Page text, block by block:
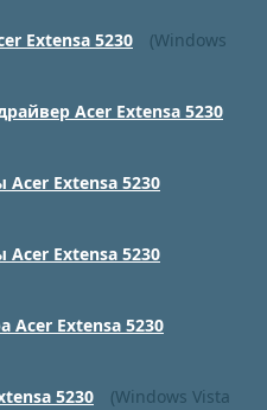
Extensa 5230
(Windows
Acer Extensa 5230
Extensa 5230
Extensa 5230
Acer Extensa 5230
5230
(Windows Vista